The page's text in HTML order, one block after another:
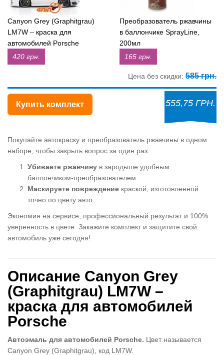
Canyon Grey (Graphitgrau)
LM7W – краска для
автомобилей Porsche
420 грн.
Преобразователь ржавчины
в баллончике SprayLine,
200мл
165 грн.
Цена без скидки: 585 грн.
Купить комплект 555,75 ГРН.
Покупайте автокраску и преобразователь ржавчины в одном
наборе, чтобы закрыть вопрос за один раз:
Убиваете ржавчину в зародыше удобным
баллончиком-преобразователем.
Маскируете повреждение краской, изготовленной
точно по цвету авто.
Экономия на сервисе, профессиональный результат и 100%
уверенность в цвете. Закажите комплект и защитите свой
автомобиль уже сегодня!
Описание Canyon Grey
(Graphitgrau) LM7W –
краска для автомобилей
Porsche
Автоэмаль для автомобилей Porsche. Цвет называется
Canyon Grey (Graphitgrau), код LM7W.